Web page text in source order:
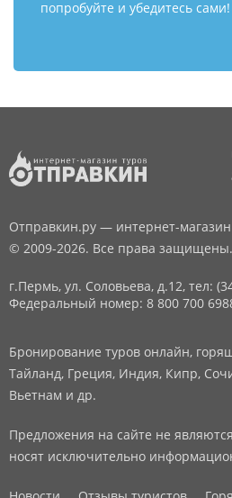
попробуйте и убедитесь сами!
Отправкин.ру — интернет-магазин
© 2009-2026. Все права защищены.
г.Пермь, ул. Соловьева, д.12, тел:
Федеральный номер: 8 800 700
Бронирование туров онлайн,
Тайланд, Греция, Индия, Кипр,
Вьетнам и др.
Предложения на сайте не
носят исключительно